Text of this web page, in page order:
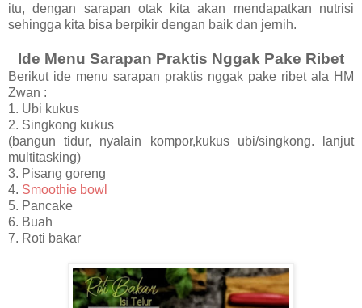
itu, dengan sarapan otak kita akan mendapatkan nutrisi
sehingga kita bisa berpikir dengan baik dan jernih.
Ide Menu Sarapan Praktis Nggak Pake Ribet
Berikut ide menu sarapan praktis nggak pake ribet ala HM
Zwan :
1. Ubi kukus
2. Singkong kukus
(bangun tidur, nyalain kompor,kukus ubi/singkong. lanjut
multitasking)
3. Pisang goreng
4. Smoothie bowl
5. Pancake
6. Buah
7. Roti bakar